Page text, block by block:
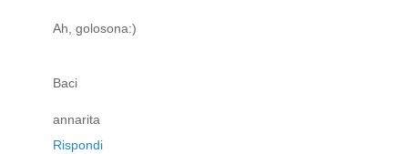
Ah, golosona:)
Baci
annarita
Rispondi